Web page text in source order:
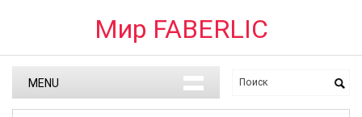
Мир FABERLIC
MENU